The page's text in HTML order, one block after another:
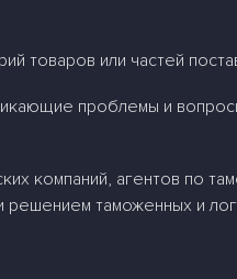
товаров или частей
проблемы и
компаний, агентов по
таможенных и